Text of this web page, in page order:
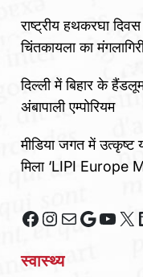
राष्ट्रीय हथकरघा
चिंतकायला का
दिल्ली में बिहार के
अंबापाली एम्पोरियम
मीडिया जगत में उत्कृष्ट
मिला ‘LIPI Europe
Facebook
Instagram
MailGoogle
X
स्वास्थ्य